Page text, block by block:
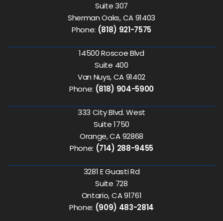
Suite 307
Sherman Oaks, CA 91403
Phone: (818) 921-7575
14500 Roscoe Blvd
Suite 400
Van Nuys, CA 91402
Phone: (818) 904-5900
333 City Blvd. West
Suite 1750
Orange, CA 92868
Phone: (714) 288-9455
3281 E Guasti Rd
Suite 728
Ontario, CA 91761
Phone: (909) 483-2814